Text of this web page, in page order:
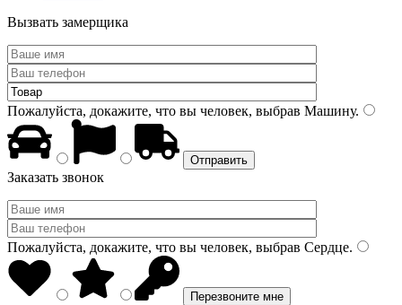
Вызвать замерщика
Пожалуйста, докажите, что вы человек, выбрав Машину.
Заказать звонок
Пожалуйста, докажите, что вы человек, выбрав Сердце.